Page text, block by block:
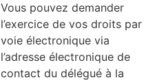
Vous pouvez demander
l’exercice de vos droits par
voie électronique via
l’adresse électronique de
contact du délégué à la